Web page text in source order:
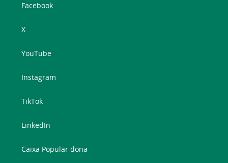
Facebook
X
YouTube
Instagram
TikTok
LinkedIn
Caixa Popular dona